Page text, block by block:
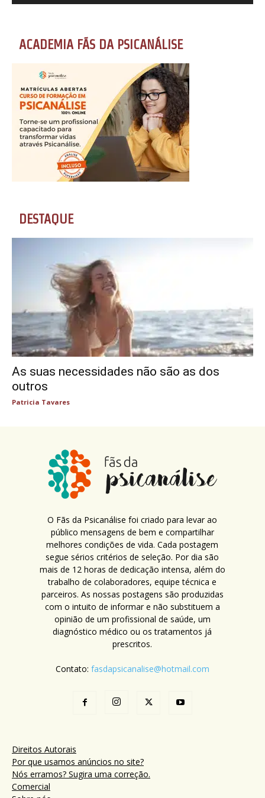
ACADEMIA FÃS DA PSICANÁLISE
DESTAQUE
As suas necessidades não são as dos
outros
Patricia Tavares
O Fãs da Psicanálise foi criado para levar ao
público mensagens de bem e compartilhar
melhores condições de vida. Cada postagem
segue sérios critérios de seleção. Por dia são
mais de 12 horas de dedicação intensa, além do
trabalho de colaboradores, equipe técnica e
parceiros. As nossas postagens são produzidas
com o intuito de informar e não substituem a
opinião de um profissional de saúde, um
diagnóstico médico ou os tratamentos já
prescritos.
Contato: fasdapsicanalise@hotmail.com
Direitos Autorais
Por que usamos anúncios no site?
Nós erramos? Sugira uma correção.
Comercial